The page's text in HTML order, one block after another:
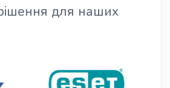
для наших